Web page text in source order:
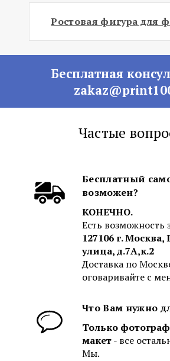
Ростовая фигура для
Бесплатная
Частые
Бесплатный
возможен?
КОНЕЧНО.
Есть возможность
127106 г.
улица, д.7А,к.2
Доставка по
оговаривайте с
Что Вам нужно
Только
макет- все
Мы.